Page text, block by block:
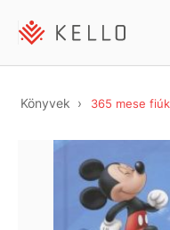
Könyvek 365 mese